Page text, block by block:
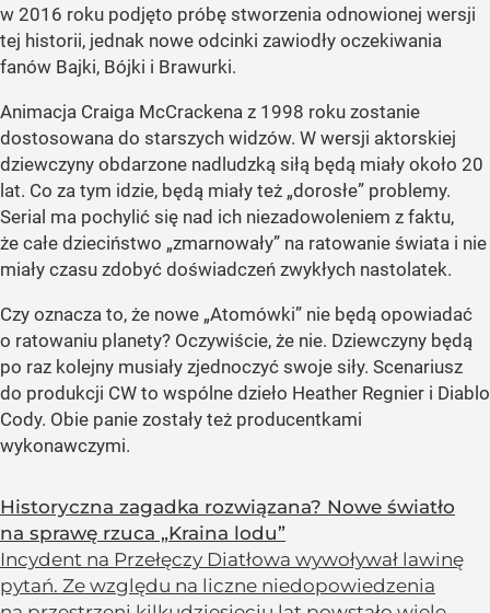
w 2016 roku podjęto próbę stworzenia odnowionej wersji
tej historii, jednak nowe odcinki zawiodły oczekiwania
fanów Bajki, Bójki i Brawurki.
Animacja Craiga McCrackena z 1998 roku zostanie
dostosowana do starszych widzów. W wersji aktorskiej
dziewczyny obdarzone nadludzką siłą będą miały około 20
lat. Co za tym idzie, będą miały też „dorosłe” problemy.
Serial ma pochylić się nad ich niezadowoleniem z faktu,
że całe dzieciństwo „zmarnowały” na ratowanie świata i nie
miały czasu zdobyć doświadczeń zwykłych nastolatek.
Czy oznacza to, że nowe „Atomówki” nie będą opowiadać
o ratowaniu planety? Oczywiście, że nie. Dziewczyny będą
po raz kolejny musiały zjednoczyć swoje siły. Scenariusz
do produkcji CW to wspólne dzieło Heather Regnier i Diablo
Cody. Obie panie zostały też producentkami
wykonawczymi.
Historyczna zagadka rozwiązana? Nowe światło
na sprawę rzuca „Kraina lodu”
Incydent na Przełęczy Diatłowa wywoływał lawinę
pytań. Ze względu na liczne niedopowiedzenia